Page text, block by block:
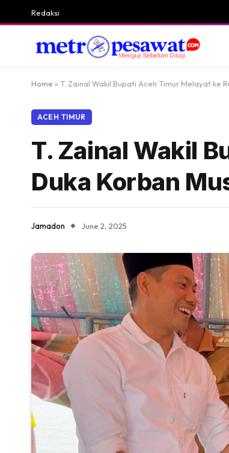
Redaksi
Home » T. Zainal Wakil Bupati Aceh Timur Melayat ke
ACEH TIMUR
T. Zainal Wakil
Duka Korban
Jamadon June 2, 2025